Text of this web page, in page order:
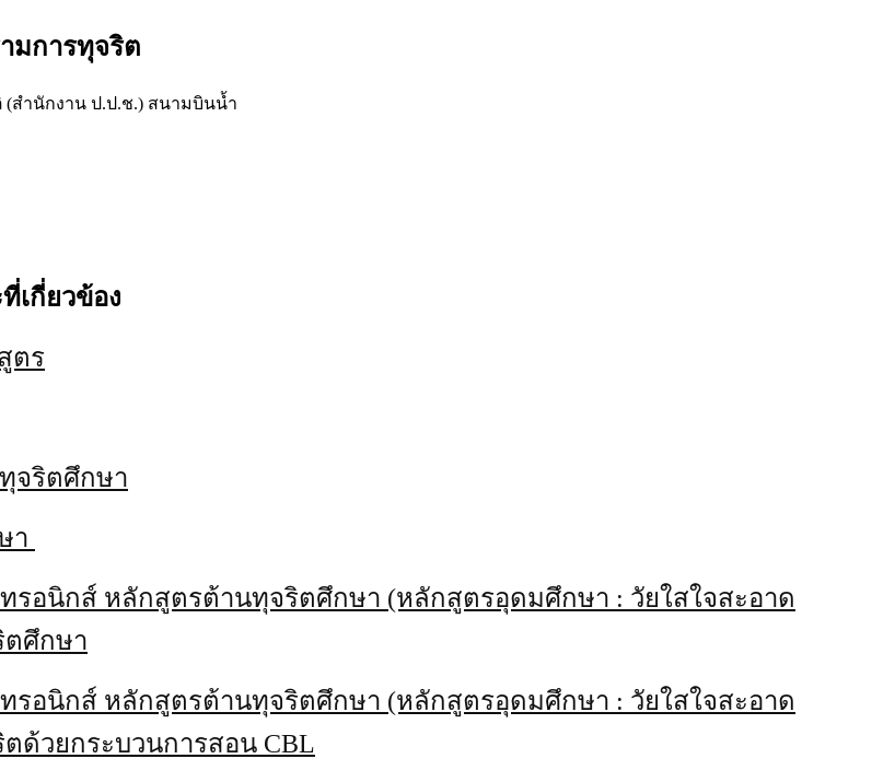
มการทุจริต
สำนักงาน ป.ป.ช.) สนามบินน้ำ
เกี่ยวข้อง
ตร
จริตศึกษา
า
ทรอนิกส์ หลักสูตรต้านทุจริตศึกษา (หลักสูตรอุดมศึกษา : วัยใสใจสะอาด
ตศึกษา
ทรอนิกส์ หลักสูตรต้านทุจริตศึกษา (หลักสูตรอุดมศึกษา : วัยใสใจสะอาด
ตด้วยกระบวนการสอน CBL